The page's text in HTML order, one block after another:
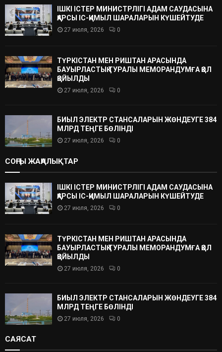
ІШКІ ІСТЕР МИНИСТРЛІГІ АДАМ САУДАСЫНА
ҚАРСЫ ІС-ҚИМЫЛ ШАРАЛАРЫН КҮШЕЙТУДЕ
27 июля, 2026 0
ТҮРКІСТАН МЕН РИШТАН АРАСЫНДА
БАУЫРЛАСТЫҚ ТУРАЛЫ МЕМОРАНДУМҒА ҚОЛ
ҚОЙЫЛДЫ
27 июля, 2026 0
БИЫЛ ЭЛЕКТР СТАНСАЛАРЫН ЖӨНДЕУГЕ 384
МЛРД ТЕҢГЕ БӨЛІНДІ
27 июля, 2026 0
СОҢҒЫ ЖАҢАЛЫҚТАР
ІШКІ ІСТЕР МИНИСТРЛІГІ АДАМ САУДАСЫНА
ҚАРСЫ ІС-ҚИМЫЛ ШАРАЛАРЫН КҮШЕЙТУДЕ
27 июля, 2026 0
ТҮРКІСТАН МЕН РИШТАН АРАСЫНДА
БАУЫРЛАСТЫҚ ТУРАЛЫ МЕМОРАНДУМҒА ҚОЛ
ҚОЙЫЛДЫ
27 июля, 2026 0
БИЫЛ ЭЛЕКТР СТАНСАЛАРЫН ЖӨНДЕУГЕ 384
МЛРД ТЕҢГЕ БӨЛІНДІ
27 июля, 2026 0
САЯСАТ